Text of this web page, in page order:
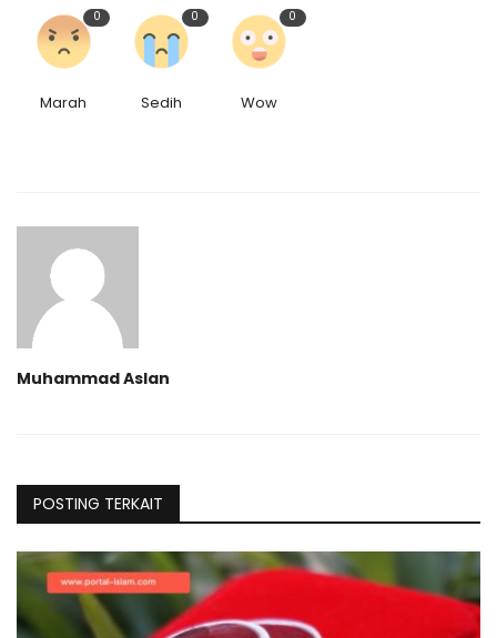
0
Marah
0
Sedih
0
Wow
Muhammad Aslan
POSTING TERKAIT